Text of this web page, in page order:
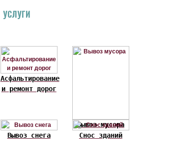
УСЛУГИ
Асфальтирование
и ремонт дорог
Вывоз мусора
Вывоз снега
Снос зданий